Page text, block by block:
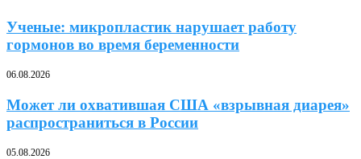
Ученые: микропластик нарушает работу
гормонов во время беременности
06.08.2026
Может ли охватившая США «взрывная диарея»
распространиться в России
05.08.2026